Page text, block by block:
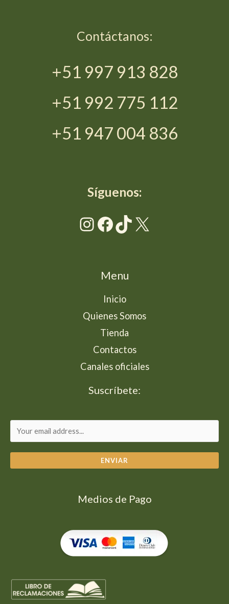
Contáctanos:
+51 997 913 828
+51 992 775 112
+51 947 004 836
Síguenos:
Instagram
Facebook
TikTok
X
Menu
Inicio
Quienes Somos
Tienda
Contactos
Canales oficiales
Suscríbete:
ENVIAR
Medios de Pago